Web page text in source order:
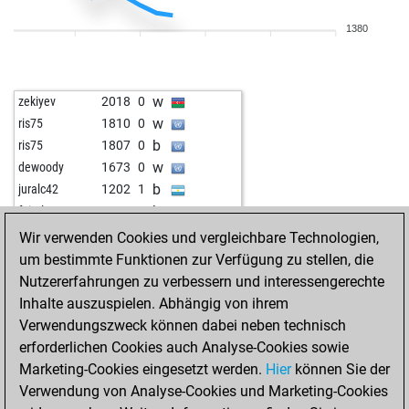
b
w
chessztrewq 1628 b
mechaje 1702 w
ruwe1951 1713
ferres 1342 w
blomm 1352
jowiwa 1570 r w
besterchen 1313 0 b
paczkowski1956 1431 1 w
juwi_67 1672 0 b
jmf4schach2018 1496 0 b
goodluck_2022 1420 0 b
shamwari 1693 0 w
woti-knight 1472 0 w
anduriel 1417 1 b
1380
zekiyev 2018 0 w
ris75 1810 0 w
ris75 1807 0 b
dewoody 1673 0 w
juralc42 1202 1 b
fairplayer 2025 1698 0 b
fairplayer 2025 1684 0 w
fairplayer 2025 1669 0 b
rusko 1616 0 w
Wir verwenden Cookies und vergleichbare Technologien,
um bestimmte Funktionen zur Verfügung zu stellen, die
Nutzererfahrungen zu verbessern und interessengerechte
Inhalte auszuspielen. Abhängig von ihrem
Verwendungszweck können dabei neben technisch
erforderlichen Cookies auch Analyse-Cookies sowie
Marketing-Cookies eingesetzt werden. Hierkönnen Sie der
Verwendung von Analyse-Cookies und Marketing-Cookies